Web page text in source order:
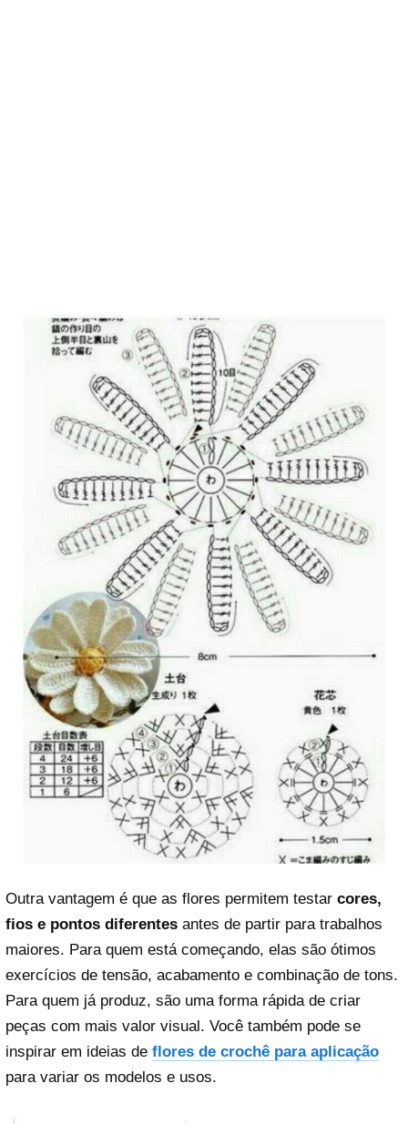
Outra vantagem é que as flores permitem testar cores,
fios e pontos diferentes antes de partir para trabalhos
maiores. Para quem está começando, elas são ótimos
exercícios de tensão, acabamento e combinação de tons.
Para quem já produz, são uma forma rápida de criar
peças com mais valor visual. Você também pode se
inspirar em ideias de flores de crochê para aplicação
para variar os modelos e usos.